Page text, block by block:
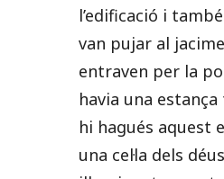
l’edificació i
van pujar al
entraven per la
havia una
hi hagués aquest
una cel·la dels